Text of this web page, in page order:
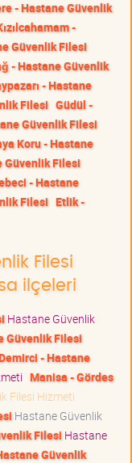
- Hastane Güvenlik
-
Güvenlik Filesi
- Hastane Güvenlik
- Hastane
Filesi Güdül -
Güvenlik Filesi
Koru - Hastane
Güvenlik Filesi
- Hastane
Filesi Etlik -
Filesi
ilçeleri
Hastane Güvenlik
Güvenlik Filesi
- Hastane
Manisa - Gördes
Filesi Hizmeti
Hastane Güvenlik
Filesi Hastane
Güvenlik